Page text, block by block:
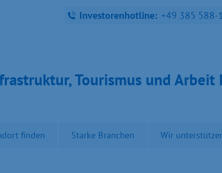
Investorenhotline: +49 385 588-
Tou­ris­mus und Ar­beit
finden Starke Branchen Wir